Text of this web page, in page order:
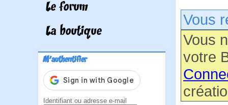
Le forum
La boutique
M'authentifier
Identifiant ou adresse e-mail
Vous
Vous
votre